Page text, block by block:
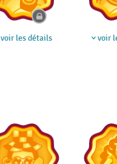
voir les détails voir